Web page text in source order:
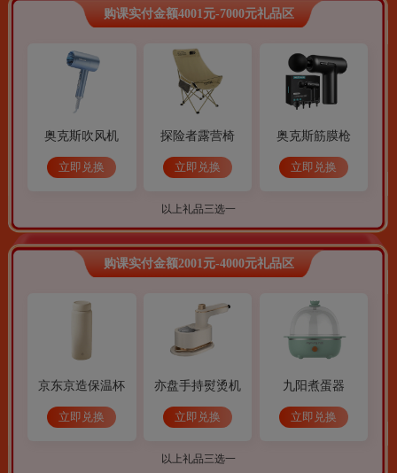
购课实付金额4001元-7000元礼品区
奥克斯吹风机
立即兑换
探险者露营椅
立即兑换
奥克斯筋膜枪
立即兑换
以上礼品三选一
购课实付金额2001元-4000元礼品区
京东京造保温杯
立即兑换
亦盘手持熨烫机
立即兑换
九阳煮蛋器
立即兑换
以上礼品三选一